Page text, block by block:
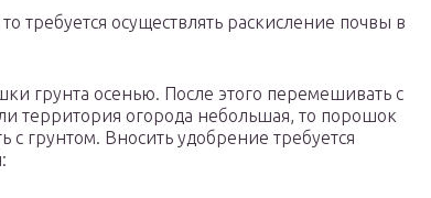
требуется осуществлять раскисление почвы в
грунта осенью. После этого перемешивать с
территория огорода небольшая, то порошок
грунтом. Вносить удобрение требуется